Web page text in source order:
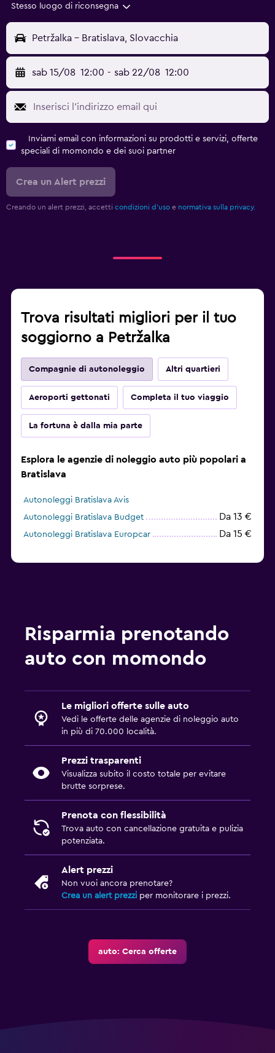
Stesso luogo di riconsegna
Petržalka - Bratislava, Slovacchia
sab 15/08 12:00 - sab 22/08 12:00
Inviami email con informazioni su prodotti e servizi, offerte
speciali di momondo e dei suoi partner
Crea un Alert prezzi
Creando un alert prezzi, accetti condizioni d'uso e normativa sulla privacy.
Trova risultati migliori per il tuo
soggiorno a Petržalka
Compagnie di autonoleggio Altri quartieri
Aeroporti gettonati Completa il tuo viaggio
La fortuna è dalla mia parte
Esplora le agenzie di noleggio auto più popolari a
Bratislava
Autonoleggi Bratislava Avis
Autonoleggi Bratislava Budget
Da 13 €
Autonoleggi Bratislava Europcar Da 15 €
Risparmia prenotando
auto con momondo
Le migliori offerte sulle auto
Vedi le offerte delle agenzie di noleggio auto
in più di 70.000 località.
Prezzi trasparenti
Visualizza subito il costo totale per evitare
brutte sorprese.
Prenota con flessibilità
Trova auto con cancellazione gratuita e pulizia
potenziata.
Alert prezzi
Non vuoi ancora prenotare?
Crea un alert prezzi per monitorare i prezzi.
auto: Cerca offerte